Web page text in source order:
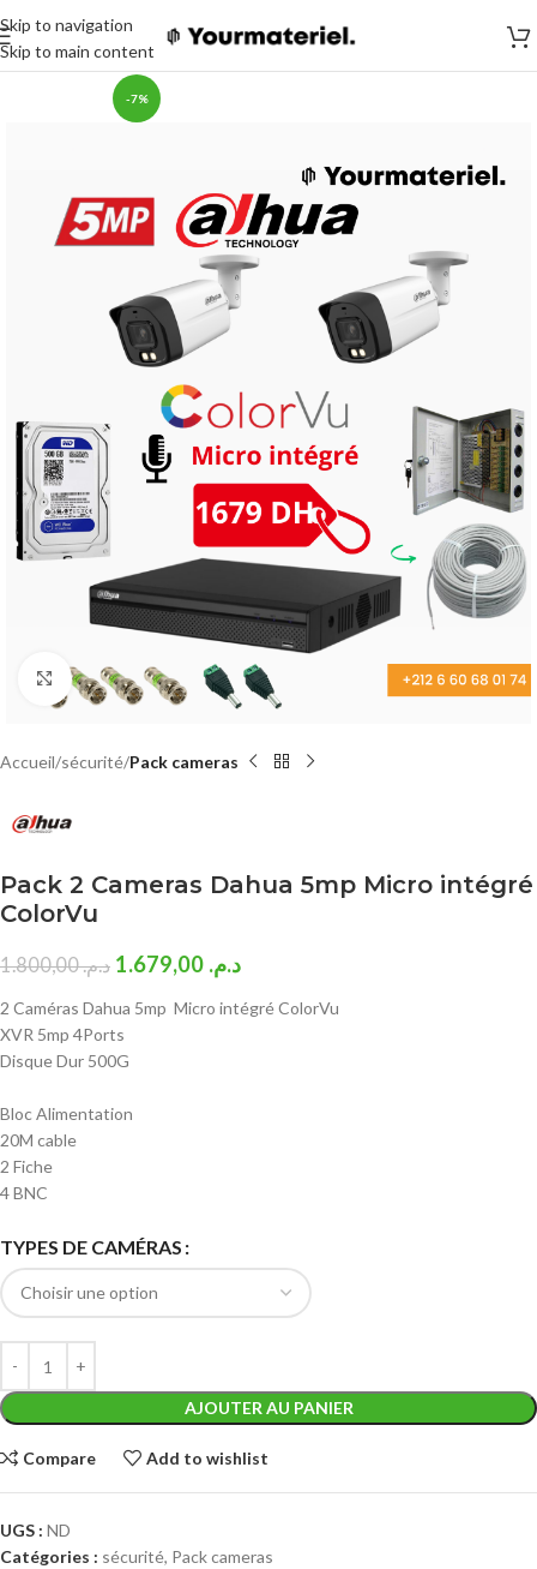
Skip to navigation
Skip to main content
-7%
Click to enlarge
Accueil sécurité Pack cameras
Pack 2 Cameras Dahua 5mp Micro intégré
ColorVu
د.م.1.800,00 د.م.
2 Caméras Dahua 5mp Micro intégré ColorVu
XVR 5mp 4Ports
Disque Dur 500G
Bloc Alimentation
20M cable
2 Fiche
4 BNC
TYPES DE CAMÉRAS
AJOUTER AU PANIER
Compare Add to wishlist
UGS : ND
Catégories : sécurité, Pack cameras